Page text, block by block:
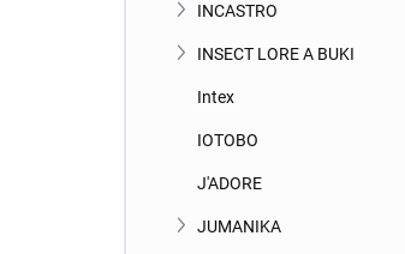
INCASTRO
INSECT LORE A BUKI
Intex
IOTOBO
J'ADORE
JUMANIKA